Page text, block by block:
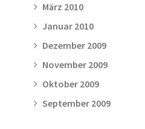
März 2010
Januar 2010
Dezember 2009
November 2009
Oktober 2009
September 2009